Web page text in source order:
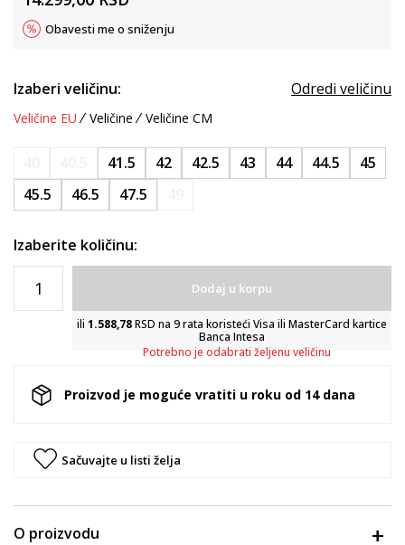
Obavesti me o sniženju
Izaberi veličinu: Odredi veličinu
Veličine EU Veličine Veličine CM
41.5 42 42.5 43 44 44.5
45
45.5
46.5 47.5
Izaberite količinu:
Dodaj u korpu
ili 1.588,78RSD na 9 rata koristeći Visa ili MasterCard kartice
Banca Intesa
Potrebno je odabrati željenu veličinu
Proizvod je moguće vratiti u roku od 14 dana
Sačuvajte u listi želja
O proizvodu